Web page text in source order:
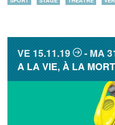
VE15.11.19 MA
A LA VIE, À LA MORT